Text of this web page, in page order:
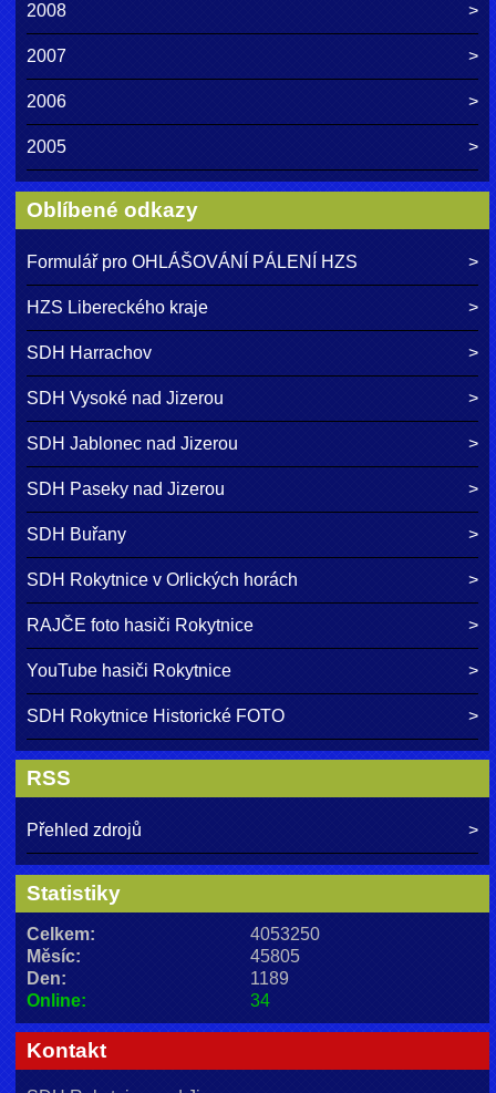
2008
2007
2006
2005
Oblíbené odkazy
Formulář pro OHLÁŠOVÁNÍ PÁLENÍ HZS
HZS Libereckého kraje
SDH Harrachov
SDH Vysoké nad Jizerou
SDH Jablonec nad Jizerou
SDH Paseky nad Jizerou
SDH Buřany
SDH Rokytnice v Orlických horách
RAJČE foto hasiči Rokytnice
YouTube hasiči Rokytnice
SDH Rokytnice Historické FOTO
RSS
Přehled zdrojů
Statistiky
Online: 34
Celkem:
4053250
Měsíc:
45805
Den:
1189
Kontakt